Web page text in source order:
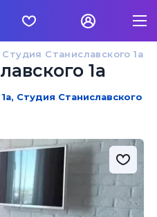
Студия Станиславского 1а
1а
Студия Станиславского